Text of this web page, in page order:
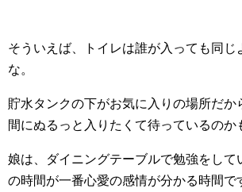
そういえば、トイレは誰が入っても同じ
な。
貯水タンクの下がお気に入りの場所だか
間にぬるっと入りたくて待っているのか
娘は、ダイニングテーブルで勉強をして
の時間が一番心愛の感情が分かる時間で